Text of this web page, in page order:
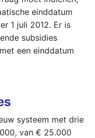
einddatum
1 juli 2012. Er is
subsidies
een einddatum
systeem met drie
van € 25.000